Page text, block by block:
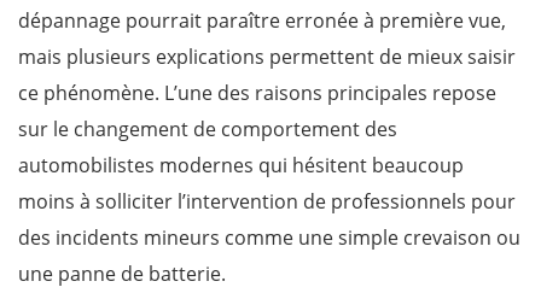
dépannage pourrait paraître erronée à première vue,
mais plusieurs explications permettent de mieux saisir
ce phénomène. L’une des raisons principales repose
sur le changement de comportement des
automobilistes modernes qui hésitent beaucoup
moins à solliciter l’intervention de professionnels pour
des incidents mineurs comme une simple crevaison ou
une panne de batterie.